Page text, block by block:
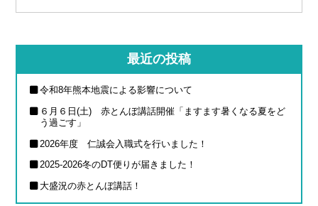
最近の投稿
令和8年熊本地震による影響について
６月６日(土) 赤とんぼ講話開催「ますます暑くなる夏をど
う過ごす」
2026年度 仁誠会入職式を行いました！
2025-2026冬のDT便りが届きました！
大盛況の赤とんぼ講話！